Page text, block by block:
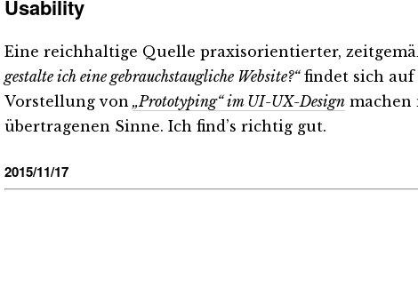
Usability
Eine reichhaltige Quelle praxisorientierter,
gestalte ich eine gebrauchstaugliche Website?“findet sich auf
Vorstellung von „Prototyping“ im UI-UX-Design machen
übertragenen Sinne. Ich find’s richtig gut.
2015/11/17